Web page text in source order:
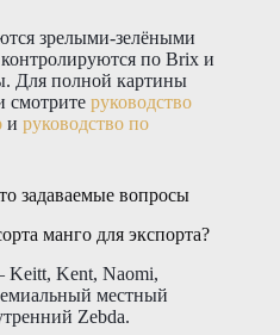
зрелыми-зелёными
контролируются по Brix и
Для полной картины
смотрите руководство
и руководство по
задаваемые вопросы
манго для экспорта?
Keitt, Kent, Naomi,
местный
Zebda.